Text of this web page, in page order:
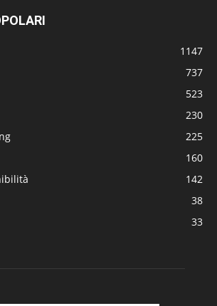
1147
737
523
230
225
160
142
38
33